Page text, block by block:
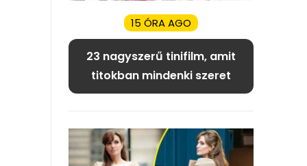
15 ÓRA AGO
23 nagyszerű tinifilm, amit
titokban mindenki szeret